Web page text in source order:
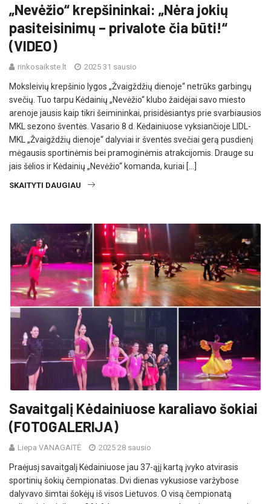
„Nevėžio“ krepšininkai: „Nėra jokių
pasiteisinimų – privalote čia būti!“
(VIDEO)
rinkosaikste.lt 2025 31 sausio
Moksleivių krepšinio lygos „Žvaigždžių dienoje“ netrūks garbingų
svečių. Tuo tarpu Kėdainių „Nevėžio“ klubo žaidėjai savo miesto
arenoje jausis kaip tikri šeimininkai, prisidėsiantys prie svarbiausios
MKL sezono šventės. Vasario 8 d. Kėdainiuose vyksiančioje LIDL-
MKL „Žvaigždžių dienoje“ dalyviai ir šventės svečiai gerą pusdienį
mėgausis sportinėmis bei pramoginėmis atrakcijomis. Drauge su
jais šėlios ir Kėdainių „Nevėžio“ komanda, kuriai […]
SKAITYTI DAUGIAU
Savaitgalį Kėdainiuose karaliavo šokiai
(FOTOGALERIJA)
Liepa VANAGAITĖ 2025 28 sausio
Praėjusį savaitgalį Kėdainiuose jau 37-ąjį kartą įvyko atvirasis
sportinių šokių čempionatas. Dvi dienas vykusiose varžybose
dalyvavo šimtai šokėjų iš visos Lietuvos. O visą čempionatą